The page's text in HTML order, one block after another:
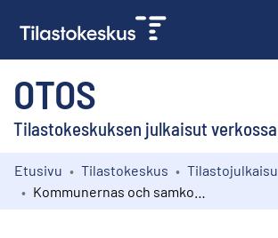
OTOS
Tilastokeskuksen julkaisut verkossa
Kokoelmat
Etusivu Tilastokeskus